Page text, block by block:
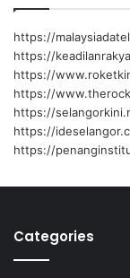
a
n
i
https://
https://
https://
https://
https://
https://
https://
Categories